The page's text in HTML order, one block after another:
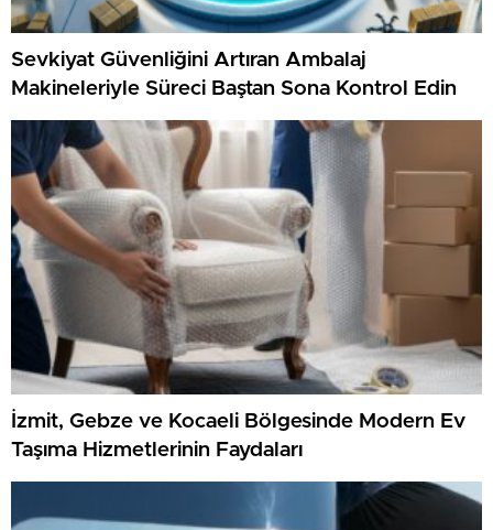
Sevkiyat Güvenliğini Artıran Ambalaj
Makineleriyle Süreci Baştan Sona Kontrol Edin
İzmit, Gebze ve Kocaeli Bölgesinde Modern Ev
Taşıma Hizmetlerinin Faydaları